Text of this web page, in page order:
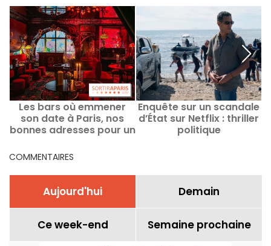
Les bars où emmener
son date à Paris, nos
bonnes adresses pour un
Enquête sur un scandale
d’État sur Netflix : thriller
politique
COMMENTAIRES
Aujourd'hui Demain
Ce week-end Semaine prochaine